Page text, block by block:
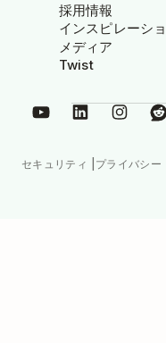
採用情報
インスピレーシ
メディア
Twist
セキュリティ プライバシー